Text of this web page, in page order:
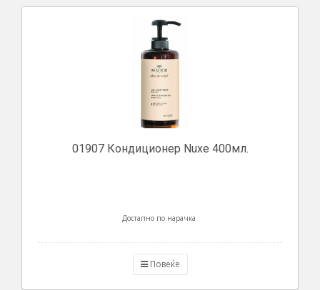
01907 Кондиционер Nuxe 400мл.
Достапно по нарачка
Повеќе